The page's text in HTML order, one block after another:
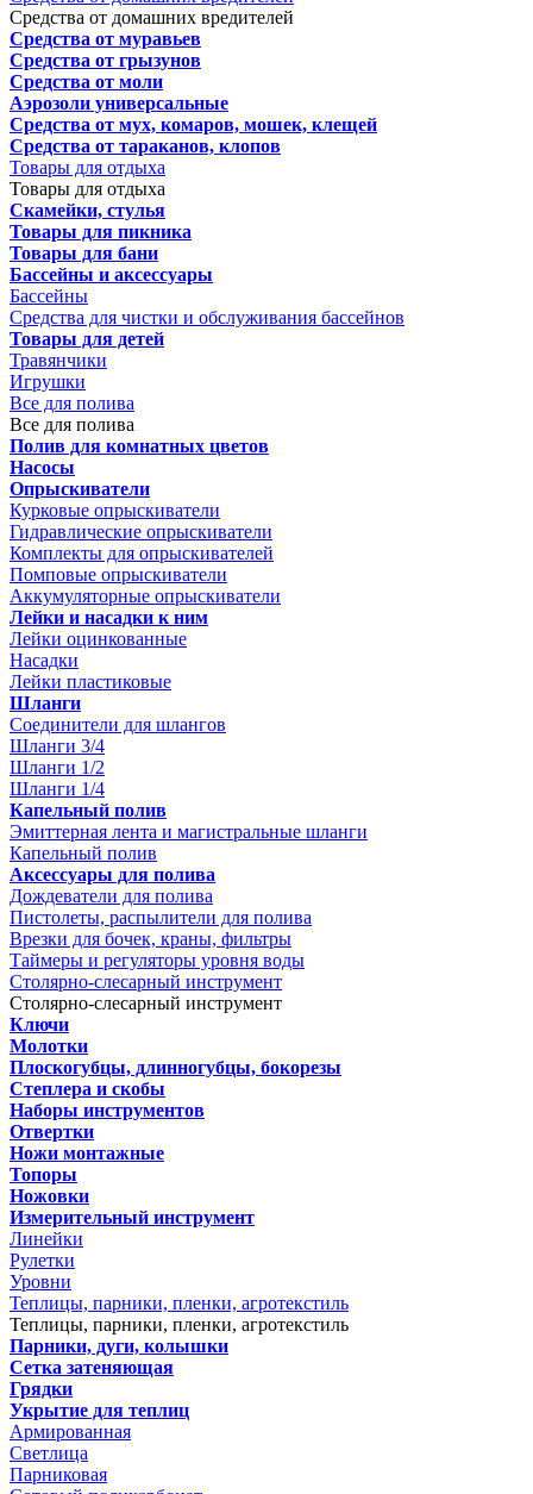
Средства от домашних вредителей
Средства от муравьев
Средства от грызунов
Средства от моли
Аэрозоли универсальные
Средства от мух, комаров, мошек, клещей
Средства от тараканов, клопов
Товары для отдыха
Товары для отдыха
Скамейки, стулья
Товары для пикника
Товары для бани
Бассейны и аксессуары
Бассейны
Средства для чистки и обслуживания бассейнов
Товары для детей
Травянчики
Игрушки
Все для полива
Все для полива
Полив для комнатных цветов
Насосы
Опрыскиватели
Курковые опрыскиватели
Гидравлические опрыскиватели
Комплекты для опрыскивателей
Помповые опрыскиватели
Аккумуляторные опрыскиватели
Лейки и насадки к ним
Лейки оцинкованные
Насадки
Лейки пластиковые
Шланги
Соединители для шлангов
Шланги 3/4
Шланги 1/2
Шланги 1/4
Капельный полив
Эмиттерная лента и магистральные шланги
Капельный полив
Аксессуары для полива
Дождеватели для полива
Пистолеты, распылители для полива
Врезки для бочек, краны, фильтры
Таймеры и регуляторы уровня воды
Столярно-слесарный инструмент
Столярно-слесарный инструмент
Ключи
Молотки
Плоскогубцы, длинногубцы, бокорезы
Степлера и скобы
Наборы инструментов
Отвертки
Ножи монтажные
Топоры
Ножовки
Измерительный инструмент
Линейки
Рулетки
Уровни
Теплицы, парники, пленки, агротекстиль
Теплицы, парники, пленки, агротекстиль
Парники, дуги, колышки
Сетка затеняющая
Грядки
Укрытие для теплиц
Армированная
Светлица
Парниковая